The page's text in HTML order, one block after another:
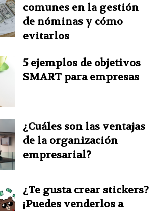
comunes en la gestión
de nóminas y cómo
evitarlos
5 ejemplos de objetivos
SMART para empresas
¿Cuáles son las ventajas
de la organización
empresarial?
¿Te gusta crear stickers?
¡Puedes venderlos a